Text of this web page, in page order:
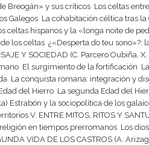
Breogán» y sus críticos  Los celtas
Galegos  La cohabitación céltica tras
celtas hispanos y la «longa noite de
los celtas  ¿«Desperta do teu sono»?:
Y SOCIEDAD (C. Parcero Oubiña,
 El surgimiento de la fortificación 
 La conquista romana: integración y
del Hierro  La segunda Edad del
Estrabón y la sociopolítica de los
V. ENTRE MITOS, RITOS Y
en tiempos prerromanos  Los
VIDA DE LOS CASTROS (A.